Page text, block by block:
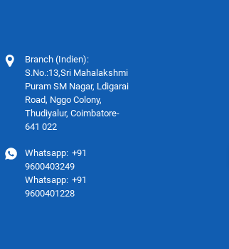
Branch (Indien):
S.No.:13,Sri Mahalakshmi
Puram SM Nagar, Ldigarai
Road, Nggo Colony,
Thudiyalur, Coimbatore-
641 022
Whatsapp: +91
9600403249
Whatsapp: +91
9600401228